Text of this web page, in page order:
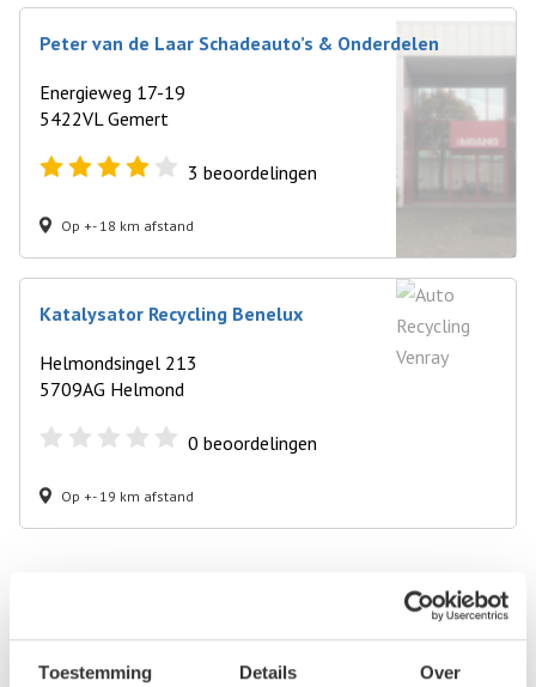
Toestemming Details Over
Peter van de Laar Schadeauto’s & Onderdelen
Energieweg 17-19
5422VL Gemert
3 beoordelingen
Op +- 18 km afstand
Katalysator Recycling Benelux
Helmondsingel 213
5709AG Helmond
0 beoordelingen
Op +- 19 km afstand
Baarlo L
Brunssum